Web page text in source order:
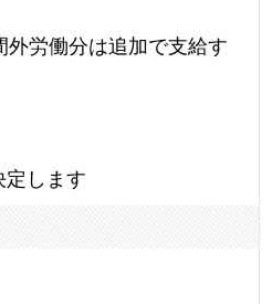
外労働分は追加で支給す
定します